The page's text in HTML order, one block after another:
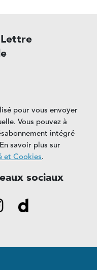
pour vous envoyer
Vous pouvez à
intégré
savoir plus sur
et Cookies.
sociaux